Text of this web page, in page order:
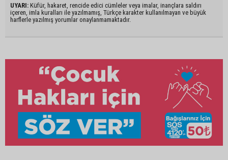
UYARI: Küfür, hakaret, rencide edici cümleler veya imalar, inançlara saldırı
içeren, imla kuralları ile yazılmamış, Türkçe karakter kullanılmayan ve büyük
harflerle yazılmış yorumlar onaylanmamaktadır.